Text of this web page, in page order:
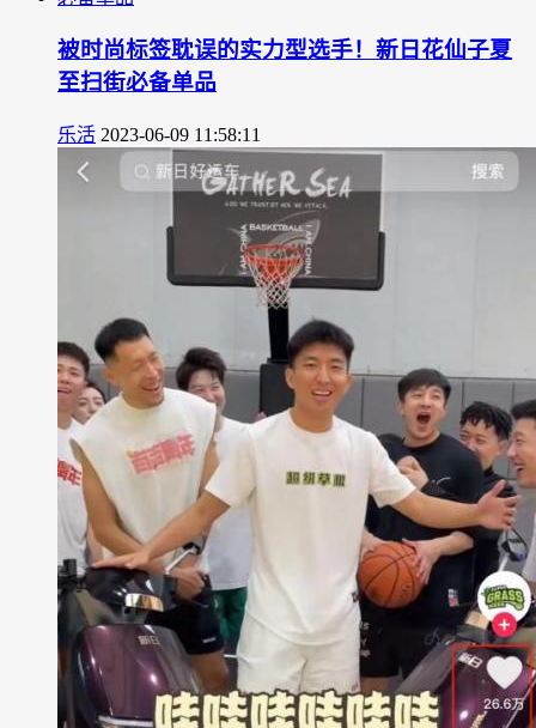
被时尚标签耽误的实力型选手！新日花仙子夏
至扫街必备单品
乐活 2023-06-09 11:58:11